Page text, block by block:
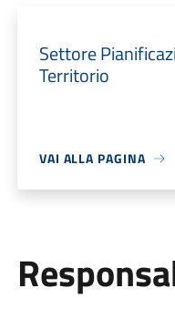
Settore
Territorio
VAI ALLA PAGINA